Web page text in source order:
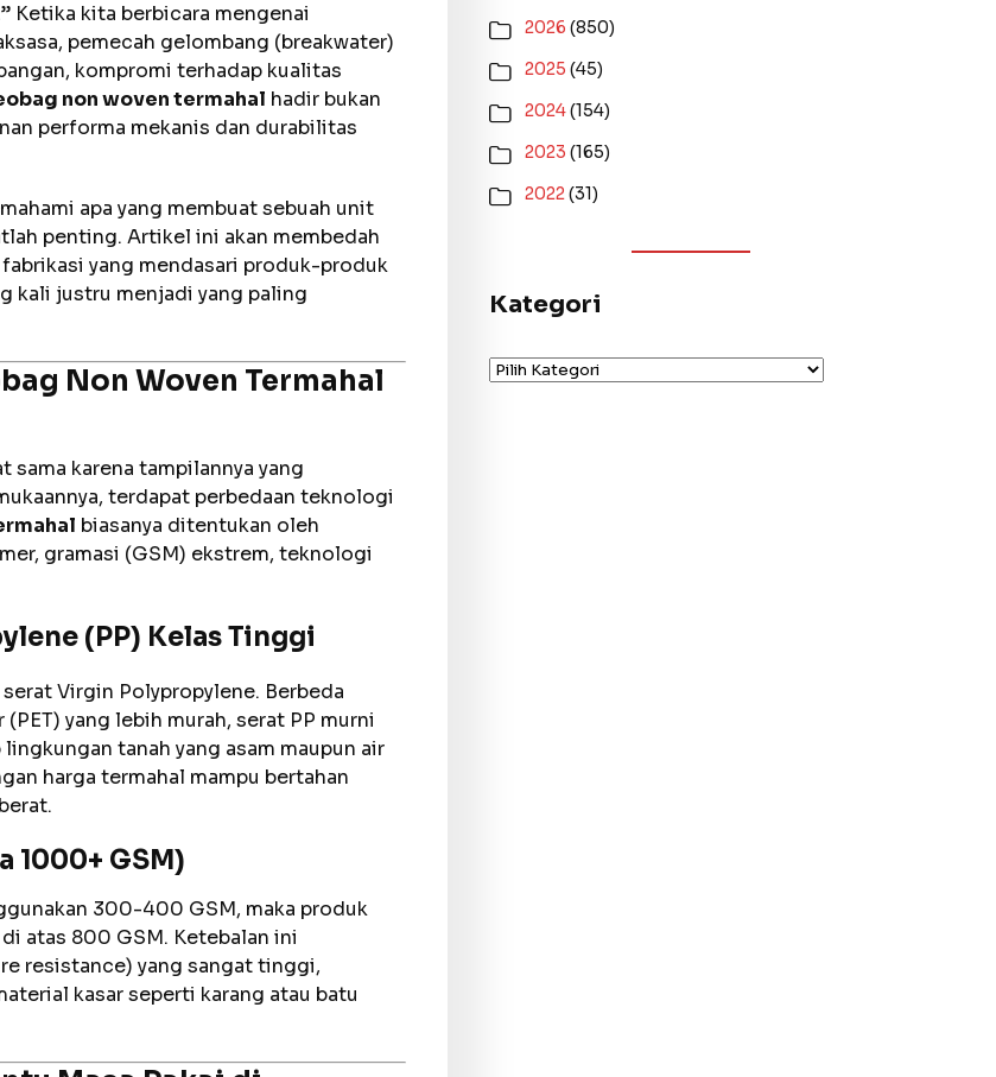
Ketika kita berbicara mengenai
pemecah gelombang (breakwater)
kompromi terhadap kualitas
non woven termahal hadir bukan
performa mekanis dan durabilitas
apa yang membuat sebuah unit
penting. Artikel ini akan membedah
yang mendasari produk-produk
kali justru menjadi yang paling
Non Woven Termahal
sama karena tampilannya yang
terdapat perbedaan teknologi
biasanya ditentukan oleh
gramasi (GSM) ekstrem, teknologi
(PP) Kelas Tinggi
Virgin Polypropylene. Berbeda
yang lebih murah, serat PP murni
tanah yang asam maupun air
harga termahal mampu bertahan
1000+ GSM)
300-400 GSM, maka produk
atas 800 GSM. Ketebalan ini
resistance) yang sangat tinggi,
kasar seperti karang atau batu
2026 (850)
2025 (45)
2024(154)
2023 (165)
2022(31)
Kategori
Kategori